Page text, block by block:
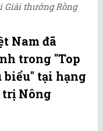
thưởng Rồng
Nam đã
trong "Top
biểu" tại hạng
trị Nông